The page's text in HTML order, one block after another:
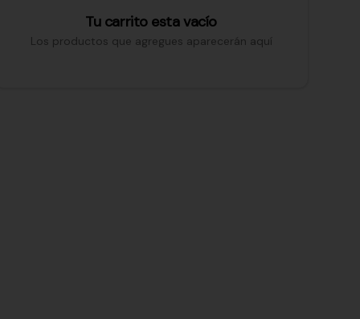
Tu carrito esta vacío
Los productos que agregues aparecerán aquí